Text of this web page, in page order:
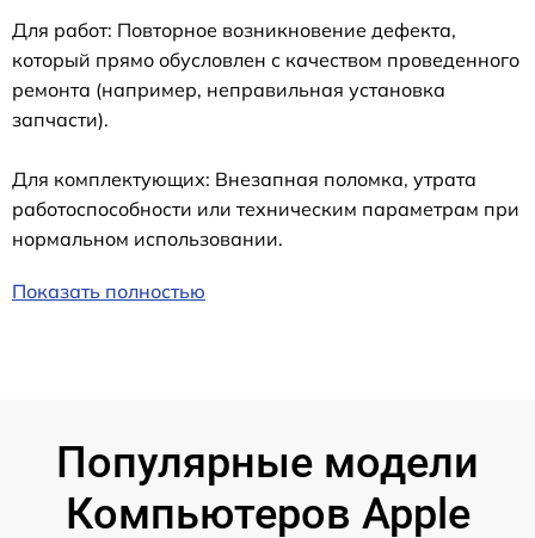
Для работ: Повторное возникновение дефекта,
который прямо обусловлен с качеством проведенного
ремонта (например, неправильная установка
запчасти).
Для комплектующих: Внезапная поломка, утрата
работоспособности или техническим параметрам при
нормальном использовании.
Показать полностью
Популярные модели
Компьютеров Apple